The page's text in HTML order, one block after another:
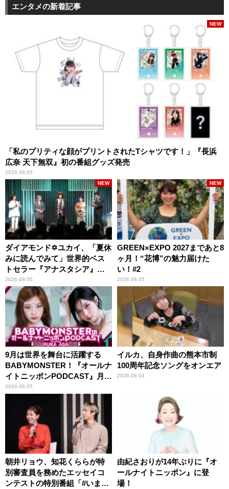
エンタメの新着記事
「私のプリティな顔がプリントされたTシャツです！」『長浜
広奈 天下無双』初の番組グッズ発売
2026.08.05
NEW
ダイアモンド✡ユカイ、「夏休
みに読んでみて」世界的ベス
トセラー『アナスタシア』を
紹介
2026.08.05
NEW
GREEN×EXPO 2027まであと8
ヶ月！“花博”の魅力届けた
い！#2
2026.08.05
NEW
9月は世界を舞台に活躍する
BABYMONSTER！『オールナ
イトニッポンPODCAST』月替
わりパーソナリティ
2026.08.05
イルカ、自身作曲の熊本市制
100周年記念ソングをオンエア
2026.08.04
朝井リョウ、知花くららが特
別審査員を務めたエッセイコ
ンテストの特別番組「#いまあ
由紀さおりが14年ぶりに『オ
ールナイトニッポン』に登
場！